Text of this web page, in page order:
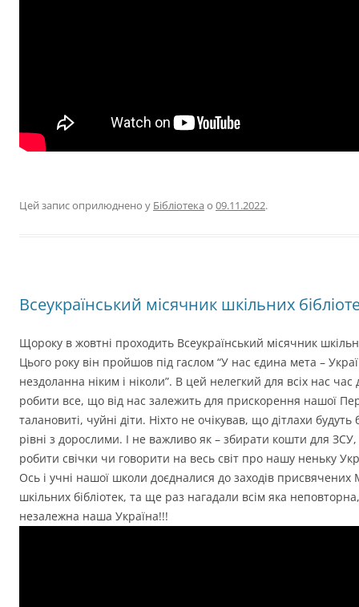
Цей запис оприлюднено у Бібліотека о 09.11.2022.
Всеукраїнський місячник шкільних
Щороку в жовтні проходить Всеукраїнський місячник
Цього року він пройшов під гаслом “У нас єдина мета –
нездоланна ніким і ніколи”. В цей нелегкий для всіх нас
робити все, що від нас залежить для прискорення нашої
талановиті, чуйні діти. Ніхто не очікував, що дітлахи
рівні з дорослими. І не важливо як – збирати кошти для ЗСУ,
робити свічки чи говорити на весь світ про нашу неньку
Ось і учні нашої школи доєдналися до заходів присвячених
шкільних бібліотек, та ще раз нагадали всім яка
незалежна наша Україна!!!